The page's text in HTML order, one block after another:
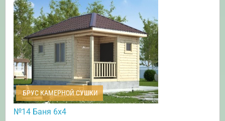
БРУС КАМЕРНОЙ СУШКИ
№14 Баня 6х4